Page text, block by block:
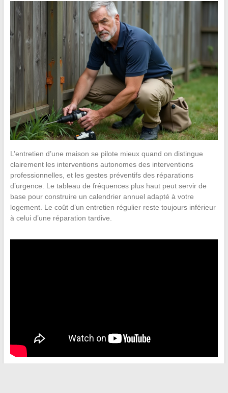
L’entretien d’une maison se pilote mieux quand on distingue
clairement les interventions autonomes des interventions
professionnelles, et les gestes préventifs des réparations
d’urgence. Le tableau de fréquences plus haut peut servir de
base pour construire un calendrier annuel adapté à votre
logement. Le coût d’un entretien régulier reste toujours inférieur
à celui d’une réparation tardive.